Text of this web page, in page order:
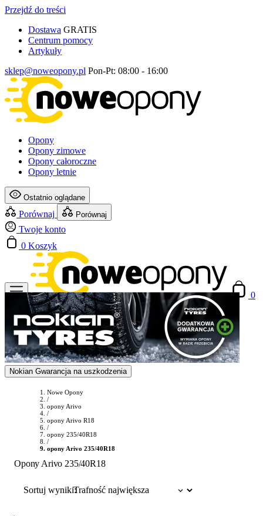
Przejdź do treści
Dostawa GRATIS
Centrum pomocy
Artykuły
sklep@noweopony.pl Pon-Pt: 08:00 - 16:00
Opony
Opony zimowe
Opony całoroczne
Opony letnie
Ostatnio oglądane
Porównaj Porównaj
Twoje konto
0 Koszyk
0
Nokian Gwarancja na uszkodzenia
Nowe Opony
/
opony Arivo
/
opony Arivo R18
/
opony 235/40R18
/
opony Arivo 235/40R18
Opony Arivo 235/40R18
Sortuj wyniki: